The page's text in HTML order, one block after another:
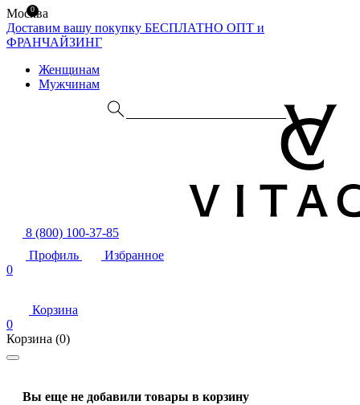
Москва
Доставим вашу покупку БЕСПЛАТНО ОПТ и
ФРАНЧАЙЗИНГ
Женщинам
Мужчинам
8 (800) 100-37-85
Профиль
Избранное
0
Корзина
0
Корзина (0)
Вы еще не добавили товары в корзину
0